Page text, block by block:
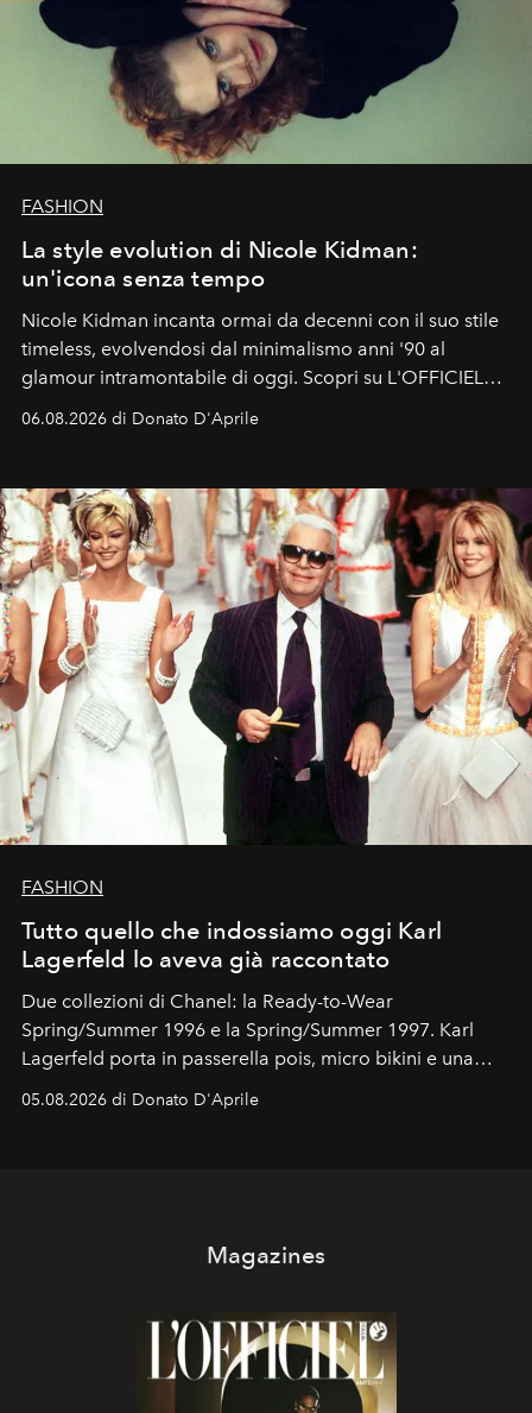
FASHION
La style evolution di Nicole Kidman:
un'icona senza tempo
Nicole Kidman incanta ormai da decenni con il suo stile
timeless, evolvendosi dal minimalismo anni '90 al
glamour intramontabile di oggi. Scopri su L'OFFICIEL
Italia la sua style evolution.
06.08.2026 di Donato D'Aprile
FASHION
Tutto quello che indossiamo oggi Karl
Lagerfeld lo aveva già raccontato
Due collezioni di Chanel: la Ready-to-Wear
Spring/Summer 1996 e la Spring/Summer 1997. Karl
Lagerfeld porta in passerella pois, micro bikini e una
logomania pensata per la spiaggia
Kate, Claudia e Carla una dietro l'altra. Trent'anni dopo,
05.08.2026 di Donato D'Aprile
Magazines